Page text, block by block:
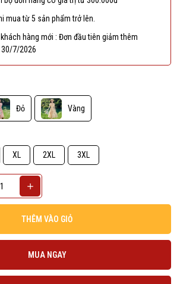
mua từ 5 sản phẩm trở lên.
hàng mới : Đơn đầu tiên giảm thêm
30/7/2026
Đỏ Vàng
XL 2XL 3XL
THÊM VÀO GIỎ
MUA NGAY